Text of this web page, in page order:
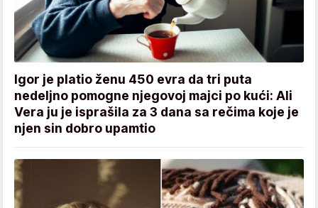
Igor je platio ženu 450 evra da tri puta
nedeljno pomogne njegovoj majci po kući: Ali
Vera ju je isprašila za 3 dana sa rečima koje je
njen sin dobro upamtio